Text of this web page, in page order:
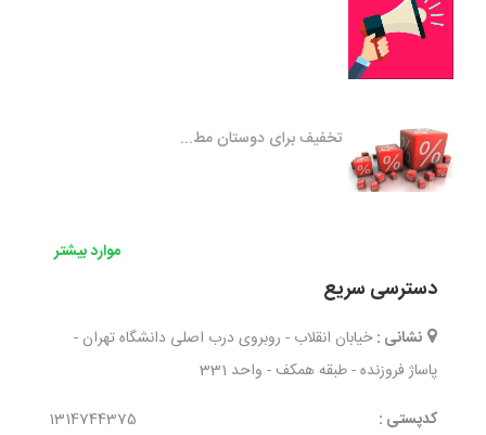
تخفیف برای دوستان مط...
موارد بیشتر
دسترسی سریع
نشانی : خیابان انقلاب - روبروی درب اصلی دانشگاه تهران -
پاساژ فروزنده - طبقه همکف - واحد 331
کدپستی :
1314744375